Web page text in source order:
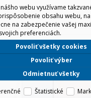
webu využívame
obsahu webu,
na zabezpečenie vašej
preferenciách.
Odmietnuť všetky
Povoliť výber
Povoliť všetky cookies
Štatistické